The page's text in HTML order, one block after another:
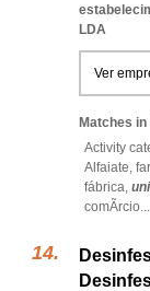
LDA
Ver
Matches
Activity
Alfaiate,
fábrica,
comÃrcio...